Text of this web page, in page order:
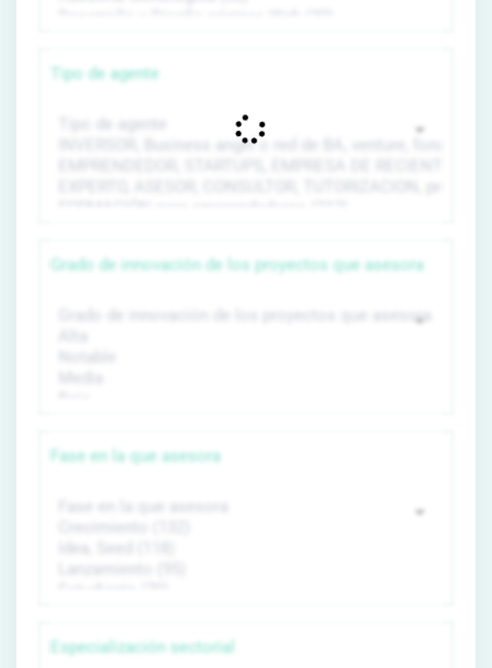
Tipo de agente
Grado de innovación de los proyectos que asesora
Fase en la que asesora
Especialización sectorial